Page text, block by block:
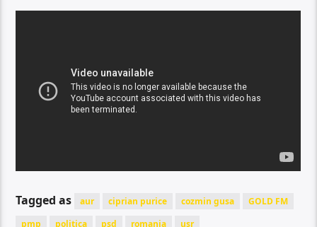
Tagged as aur ciprian purice cozmin gusa
GOLD FM
pmp
politica psd romania usr